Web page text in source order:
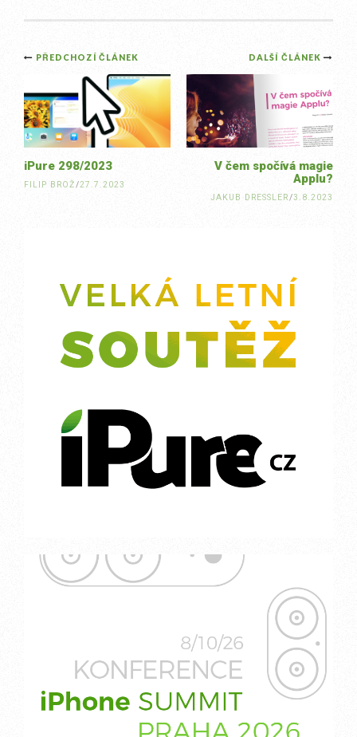
Post
navigation
DALŠÍ ČLÁNEK
V čem spočívá magie
Applu?
JAKUB DRESSLER/3.8.2023
PŘEDCHOZÍ ČLÁNEK
iPure 298/2023
FILIP BROŽ/27.7.2023